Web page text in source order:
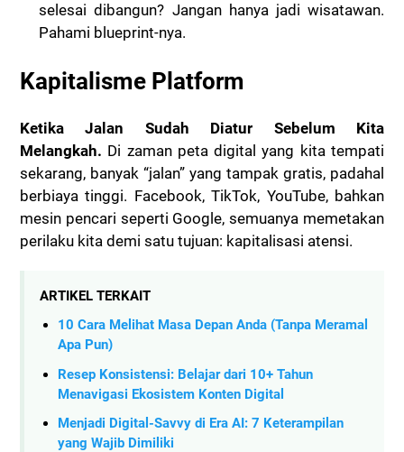
selesai dibangun? Jangan hanya jadi wisatawan.
Pahami blueprint-nya.
Kapitalisme Platform
Ketika Jalan Sudah Diatur Sebelum Kita
Melangkah. Di zaman peta digital yang kita tempati
sekarang, banyak “jalan” yang tampak gratis, padahal
berbiaya tinggi. Facebook, TikTok, YouTube, bahkan
mesin pencari seperti Google, semuanya memetakan
perilaku kita demi satu tujuan: kapitalisasi atensi.
ARTIKEL TERKAIT
10 Cara Melihat Masa Depan Anda (Tanpa Meramal
Apa Pun)
Resep Konsistensi: Belajar dari 10+ Tahun
Menavigasi Ekosistem Konten Digital
Menjadi Digital-Savvy di Era AI: 7 Keterampilan
yang Wajib Dimiliki